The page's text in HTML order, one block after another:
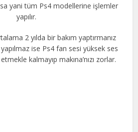
yani tüm Ps4 modellerine işlemler
yapılır.
2 yılda bir bakım yaptırmanız
ise Ps4 fan sesi yüksek ses
kalmayıp makına’nızı zorlar.